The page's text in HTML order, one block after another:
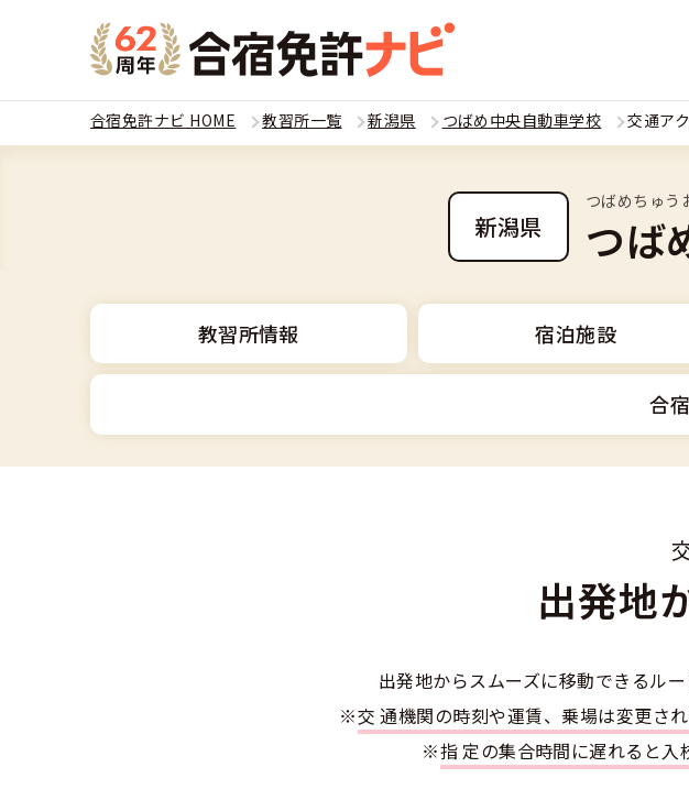
教習所一覧
運転免許の種類(車種)を選ぶ
普通車
大特
けん引
合宿免許を探す
教習所検索
運転免許の種類(車種)
360度パノラマ教習所
教育訓練給付金制度
合宿免許とは
安心・お得・早い・充実の合宿免許
合宿免許での免許取得の流れ
運転免許別モデルスケジュール
保護者の方へ
免許取消・失効による再取得
冬・雪国の合宿免許は大丈夫？
みんなが選んだ合宿免許の条件
大型免許体験記
登録商標
個人情報の取扱い
合宿免許ナビ HOME 教習所一覧 新潟県 つばめ中央自動車学校 交通ア
新潟県
つばめちゅう
つば
教習所情報 宿泊施設
合
出発地
出発地からスムーズに移動できるル
※
交通機関の時刻や運賃、乗場は変更さ
※
指定の集合時間に遅れると